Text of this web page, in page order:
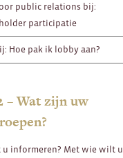
public relations bij:
participatie
Hoe pak ik lobby aan?
– Wat zijn uw
informeren? Met wie wilt